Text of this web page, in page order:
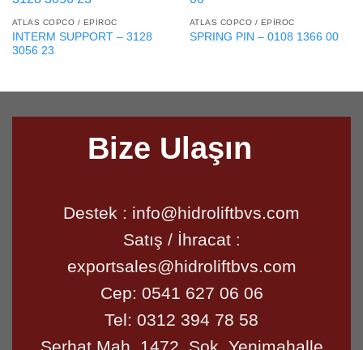
ATLAS COPCO / EPIROC
INTERM SUPPORT – 3128
3056 23
ATLAS COPCO / EPIROC
SPRING PIN – 0108 1366 00
Bize Ulaşın
Destek : info@hidroliftbvs.com
Satış / İhracat :
exportsales@hidroliftbvs.com
Cep: 0541 627 06 06
Tel: 0312 394 78 58